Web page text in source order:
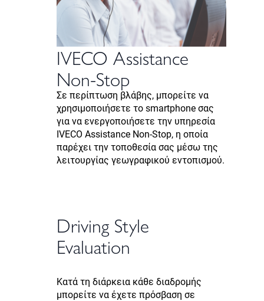
IVECO Assistance
Non-Stop
Σε περίπτωση βλάβης, μπορείτε να
χρησιμοποιήσετε το smartphone σας
για να ενεργοποιήσετε την υπηρεσία
IVECO Assistance Non-Stop, η οποία
παρέχει την τοποθεσία σας μέσω της
λειτουργίας γεωγραφικού εντοπισμού.
Driving Style
Evaluation
Κατά τη διάρκεια κάθε διαδρομής
μπορείτε να έχετε πρόσβαση σε